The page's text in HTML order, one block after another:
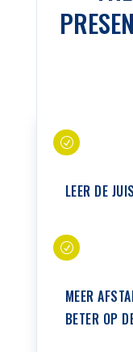
R
LEER DE
R
MEER
BETER OP